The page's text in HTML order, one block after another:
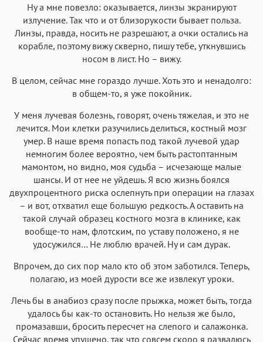
Ну а мне повезло: оказывается, линзы экранируют
излучение. Так что и от близорукости бывает польза.
Линзы, правда, носить не разрешают, а очки остались на
корабле, поэтому вижу скверно, пишу тебе, уткнувшись
носом в лист. Но – вижу.
В целом, сейчас мне гораздо лучше. Хоть это и ненадолго:
в общем-то, я уже покойник.
У меня лучевая болезнь, говорят, очень тяжелая, и это не
лечится. Мои клетки разучились делиться, костный мозг
умер. В наше время попасть под такой лучевой удар
немногим более вероятно, чем быть растоптанным
мамонтом, но видно, моя судьба – исчезающе малые
шансы. И от нее не уйдешь. Я всю жизнь боялся
двухпроцентного риска ослепнуть при операции на глазах
– и вот, отхватил еще большую редкость. А оставить на
такой случай образец костного мозга в клинике, как
вообще-то нам, флотским, по уставу положено, я не
удосужился… Не люблю врачей. Ну и сам дурак.
Впрочем, до сих пор мало кто об этом заботился. Теперь,
полагаю, из моей дурости все же извлекут уроки.
Лечь бы в анабиоз сразу после прыжка, может быть, тогда
удалось бы как-то остановить. Но нельзя же было,
промазавши, бросить пересчет на слепого и салажонка.
Сейчас время упущено, так что совсем скоро я развалюсь